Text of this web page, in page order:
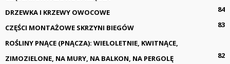
DRZEWKA I KRZEWY OWOCOWE
84
CZĘŚCI MONTAŻOWE SKRZYNI BIEGÓW
83
ROŚLINY PNĄCE (PNĄCZA): WIELOLETNIE, KWITNĄCE,
ZIMOZIELONE, NA MURY, NA BALKON, NA PERGOLĘ
82